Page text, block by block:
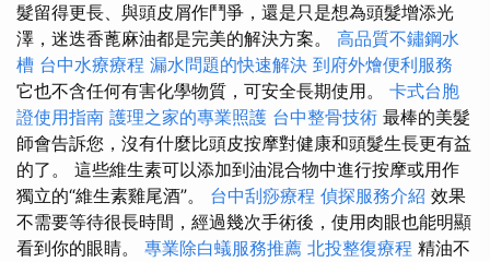
髮留得更長、與頭皮屑作鬥爭，還是只是想為頭髮增添光
澤，迷迭香蓖麻油都是完美的解決方案。 高品質不鏽鋼水
槽 台中水療療程 漏水問題的快速解決 到府外燴便利服務
它也不含任何有害化學物質，可安全長期使用。 卡式台胞
證使用指南 護理之家的專業照護 台中整骨技術 最棒的美髮
師會告訴您，沒有什麼比頭皮按摩對健康和頭髮生長更有益
的了。 這些維生素可以添加到油混合物中進行按摩或用作
獨立的“維生素雞尾酒”。 台中刮痧療程 偵探服務介紹 效果
不需要等待很長時間，經過幾次手術後，使用肉眼也能明顯
看到你的眼睛。 專業除白蟻服務推薦 北投整復療程 精油不